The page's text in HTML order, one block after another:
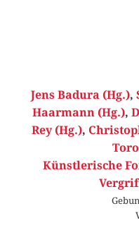
Jens Badura (Hg.),
Haarmann (Hg.),
Rey (Hg.),
Künstlerische